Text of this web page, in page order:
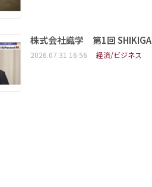
株式会社識学 第1回
2026.07.31 16:56 経済/ビジネス